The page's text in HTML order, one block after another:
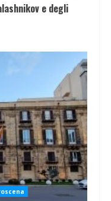
e degli